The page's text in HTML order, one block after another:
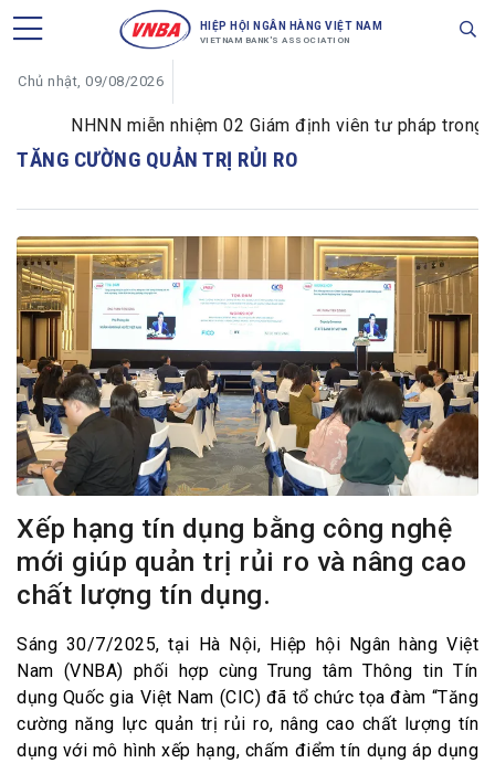
HIỆP HỘI NGÂN HÀNG VIỆT NAM
VIETNAM BANK'S ASSOCIATION
Chủ nhật, 09/08/2026
NHNN miễn nhiệm 02 Giám định viên tư pháp trong
TĂNG CƯỜNG QUẢN TRỊ RỦI RO
Xếp hạng tín dụng bằng công nghệ
mới giúp quản trị rủi ro và nâng cao
chất lượng tín dụng.
Sáng 30/7/2025, tại Hà Nội, Hiệp hội Ngân hàng Việt
Nam (VNBA) phối hợp cùng Trung tâm Thông tin Tín
dụng Quốc gia Việt Nam (CIC) đã tổ chức tọa đàm “Tăng
cường năng lực quản trị rủi ro, nâng cao chất lượng tín
dụng với mô hình xếp hạng, chấm điểm tín dụng áp dụng